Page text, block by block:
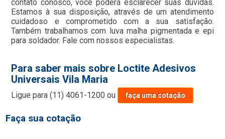
contato conosco, você poderá esclarecer suas dúvidas.
Estamos à sua disposição, através de um atendimento
cuidadoso e comprometido com a sua satisfação.
Também trabalhamos com luva malha pigmentada e epi
para soldador. Fale com nossos especialistas.
Para saber mais sobre Loctite Adesivos
Universais Vila Maria
Ligue para(11) 4061-1200 ou faça uma cotação
Faça sua cotação